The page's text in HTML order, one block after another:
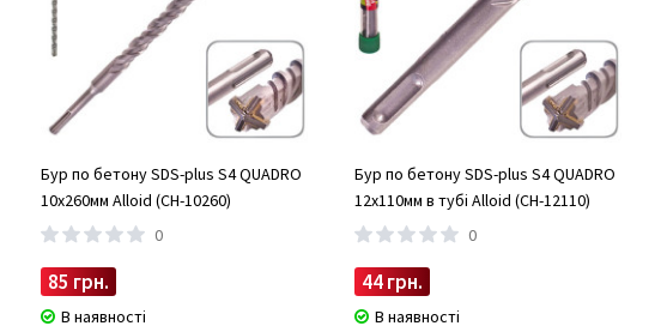
Бур по бетону SDS-plus S4 QUADRO
10x260мм Alloid (CH-10260)
0
85 грн.
В наявності
Бур по бетону SDS-plus S4 QUADRO
12x110мм в тубі Alloid (CH-12110)
0
44 грн.
В наявності